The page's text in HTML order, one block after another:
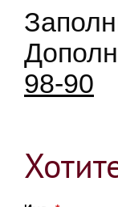
98-90